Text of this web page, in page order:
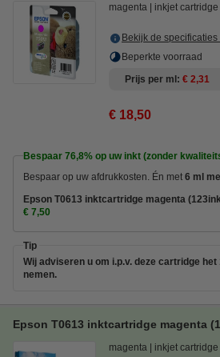
magenta inkjet cartridge
Bekijk de
Beperkte voorraad
Prijs per ml
€ 2,31
€ 18,50
Bespaar 76,8% op uw inkt (zonder
Bespaar op uw afdrukkosten. Én met 6 ml
Epson T0613 inktcartridge magenta
€ 7,50
Tip
Wij adviseren u om i.p.v. deze cartridge
nemen.
Epson T0613 inktcartridge magenta
magenta inkjet cartridge